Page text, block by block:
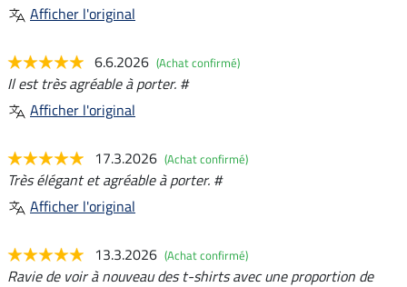
Afficher l'original
6.6.2026 (Achat confirmé)
Il est très agréable à porter. #
Afficher l'original
17.3.2026 (Achat confirmé)
Très élégant et agréable à porter. #
Afficher l'original
13.3.2026 (Achat confirmé)
Ravie de voir à nouveau des t-shirts avec une proportion de